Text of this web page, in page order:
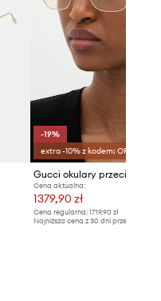
-19%
extra -10% z kodem: OFF*
Cena aktualna:
1379,90 zł
Cena regularna: 1719,90 zł
Najniższa cena z 30 dni przed obniżką: